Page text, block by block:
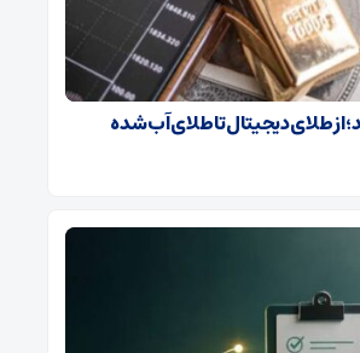
از طلای دیجیتال تا طلای آب شده